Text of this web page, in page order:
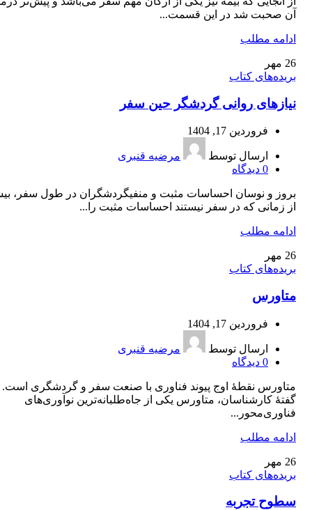
آن صحبت شد در این قسمت...
ادامه مطلب
26 مهر
بریده‌های کتاب
نیازهای روانی گردشگر حین سفر
فروردین 17, 1404
ارسال توسط
مرضیه قنبری
0 دیدگاه
بروز و نوسان احساسات مثبت و منفیگردشگران در طول سفر،
از زمانی ‌كه در سفر نيستند احساسات مثبت را...
ادامه مطلب
26 مهر
بریده‌های کتاب
متاورس
فروردین 17, 1404
ارسال توسط
مرضیه قنبری
0 دیدگاه
متاورس نقطۀ اوج پيوند فناوری با صنعت سفر و گردشگری است.
گفتۀ كارشناسان، متاورس يكی از جاه‌طلبانه‌ترين نوآوری‌های
فناوری‌محور...
ادامه مطلب
26 مهر
بریده‌های کتاب
سطوح تجربه